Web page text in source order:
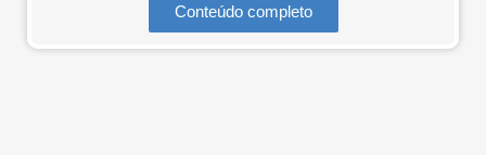
Conteúdo completo